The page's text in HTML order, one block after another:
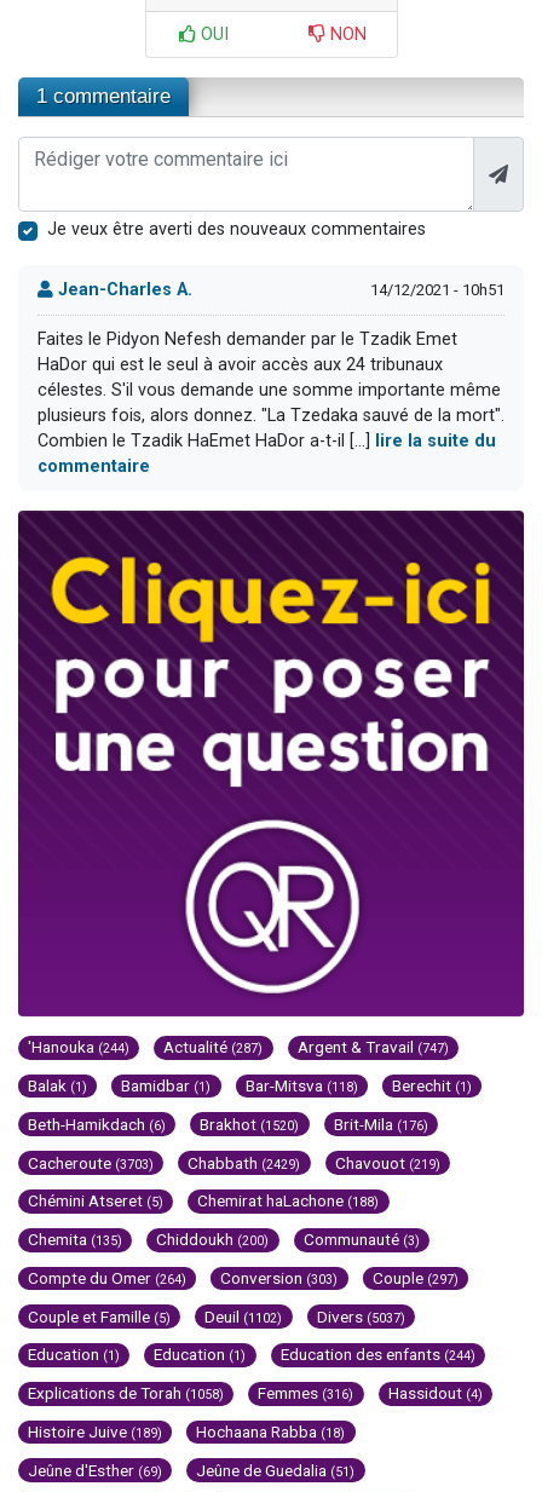
OUI NON
1 commentaire
Je veux être averti des nouveaux commentaires
Jean-Charles A. 14/12/2021 - 10h51
Faites le Pidyon Nefesh demander par le Tzadik Emet
HaDor qui est le seul à avoir accès aux 24 tribunaux
célestes. S'il vous demande une somme importante même
plusieurs fois, alors donnez. "La Tzedaka sauvé de la mort".
Combien le Tzadik HaEmet HaDor a-t-il [...]
lire la suite du
commentaire
'Hanouka (244) Actualité (287) Argent & Travail (747)
Balak (1) Bamidbar (1) Bar-Mitsva (118) Berechit (1)
Beth-Hamikdach (6) Brakhot (1520) Brit-Mila (176)
Cacheroute (3703) Chabbath (2429) Chavouot (219)
Chémini Atseret (5) Chemirat haLachone (188)
Chemita (135) Chiddoukh (200) Communauté (3)
Compte du Omer (264) Conversion (303) Couple (297)
Couple et Famille (5) Deuil (1102) Divers (5037)
Education (1) Education (1) Education des enfants (244)
Explications de Torah (1058) Femmes (316) Hassidout (4)
Histoire Juive (189) Hochaana Rabba (18)
Jeûne d'Esther (69) Jeûne de Guedalia (51)